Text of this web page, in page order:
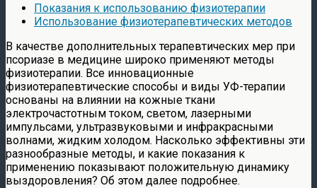
Показания к использованию физиотерапии
Использование физиотерапевтических методов
В качестве дополнительных терапевтических мер при
псориазе в медицине широко применяют методы
физиотерапии. Все инновационные
физиотерапевтические способы и виды УФ-терапии
основаны на влиянии на кожные ткани
электрочастотным током, светом, лазерными
импульсами, ультразвуковыми и инфракрасными
волнами, жидким холодом. Насколько эффективны эти
разнообразные методы, и какие показания к
применению показывают положительную динамику
выздоровления? Об этом далее подробнее.